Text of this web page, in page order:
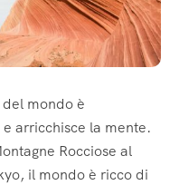
mondo è
e arricchisce la mente.
Rocciose al
il mondo è ricco di